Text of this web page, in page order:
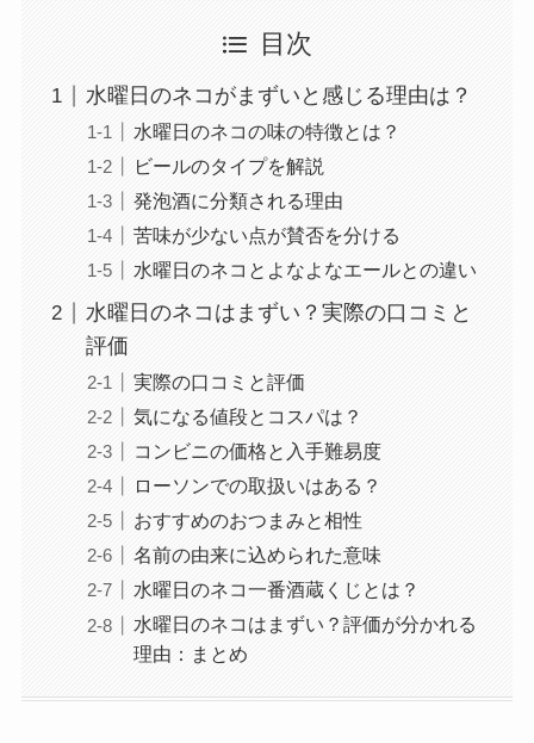
目次
水曜日のネコがまずいと感じる理由は？
水曜日のネコの味の特徴とは？
ビールのタイプを解説
発泡酒に分類される理由
苦味が少ない点が賛否を分ける
水曜日のネコとよなよなエールとの違い
水曜日のネコはまずい？実際の口コミと
評価
実際の口コミと評価
気になる値段とコスパは？
コンビニの価格と入手難易度
ローソンでの取扱いはある？
おすすめのおつまみと相性
名前の由来に込められた意味
水曜日のネコ一番酒蔵くじとは？
水曜日のネコはまずい？評価が分かれる
理由：まとめ